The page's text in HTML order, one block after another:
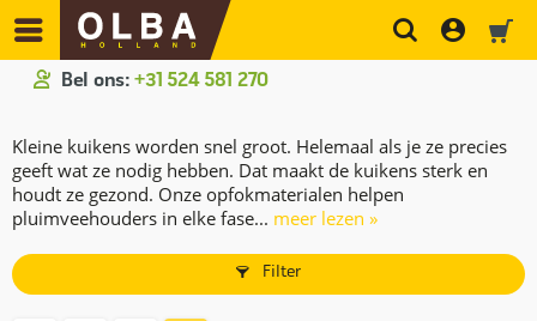
Bel ons: +31 524 581 270
Kleine kuikens worden snel groot. Helemaal als je ze precies
geeft wat ze nodig hebben. Dat maakt de kuikens sterk en
houdt ze gezond. Onze opfokmaterialen helpen
pluimveehouders in elke fase... meer lezen »
Filter